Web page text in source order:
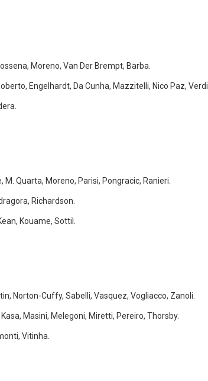
Moreno, Van Der Brempt, Barba.
Engelhardt, Da Cunha, Mazzitelli, Nico Paz, Verdi.
Quarta, Moreno, Parisi, Pongracic, Ranieri.
Richardson.
Kouame, Sottil.
Norton-Cuffy, Sabelli, Vasquez, Vogliacco, Zanoli.
Masini, Melegoni, Miretti, Pereiro, Thorsby.
Vitinha.